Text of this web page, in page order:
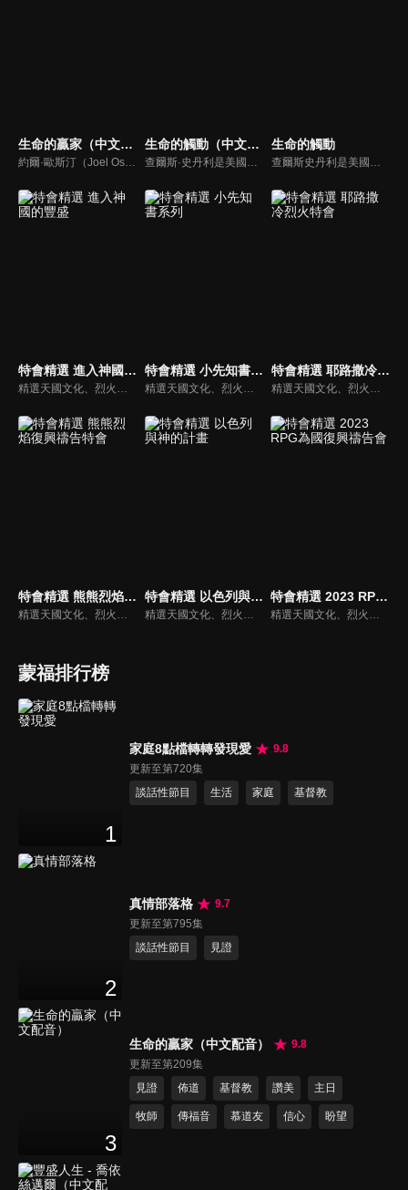
生命的贏家（中文配音）
約爾·歐斯汀（Joel Osteen）綽號是「微笑的傳道者」，是美國的宣教士、電視佈道家和作家，他在美國最大的基督教會湖木教會擔任主任牧師。2004年，他的第一本書「活出美好」，首次出版就登上紐約時報暢銷書的榜首，這本書在紐約時報暢銷200多週。
生命的觸動（中文配音）
查爾斯·史丹利是美國第一浸信會的主任牧師，也是In Touch Ministries的創始人，也是紐約時報暢銷書作家。
生命的觸動
查爾斯史丹利是美國第一浸信會的榮譽牧師，也是In Touch Ministries（生命的觸動）的創始人，更是紐約時報暢銷書作家。
特會精選 進入神國的豐盛
精選天國文化、烈火特會、超自然大能與使徒性教會等特會，幫助我們更加明白神的心意，好讓我們的生命能走在神的道路上進入命定。
特會精選 小先知書系列
精選天國文化、烈火特會、超自然大能與使徒性教會等特會，幫助我們更加明白神的心意，好讓我們的生命能走在神的道路上進入命定。
特會精選 耶路撒冷烈火特會
精選天國文化、烈火特會、超自然大能與使徒性教會等特會，幫助我們更加明白神的心意，好讓我們的生命能走在神的道路上進入命定。
特會精選 熊熊烈焰復興禱告特會
精選天國文化、烈火特會、超自然大能與使徒性教會等特會，幫助我們更加明白神的心意，好讓我們的生命能走在神的道路上進入命定。
特會精選 以色列與神的計畫
精選天國文化、烈火特會、超自然大能與使徒性教會等特會，幫助我們更加明白神的心意，好讓我們的生命能走在神的道路上進入命定。
特會精選 2023 RPG為國復興禱告會
精選天國文化、烈火特會、超自然大能與使徒性教會等特會，幫助我們更加明白神的心意，好讓我們的生命能走在神的道路上進入命定。
蒙福排行榜
1
家庭8點檔轉轉發現愛
9.8
更新至第720集
談話性節目
生活 家庭 基督教
2
真情部落格
9.7
更新至第795集
談話性節目
見證
3
生命的贏家（中文配音）
9.8
更新至第209集
見證
佈道 基督教 讚美 主日
牧師 傳福音 慕道友 信心 盼望